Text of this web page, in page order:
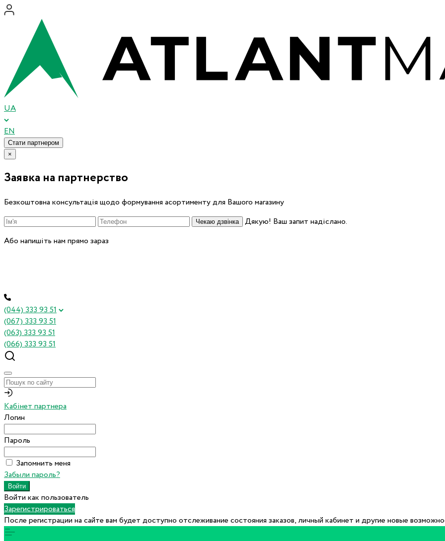
UA
EN
Стати партнером
×
Заявка на партнерство
Безкоштовна консультація щодо формування асортименту для Вашого магазину
Чекаю дзвінка
Дякую! Ваш запит надіслано.
Або напишіть нам прямо зараз
(044) 333 93 51
(067) 333 93 51
(063) 333 93 51
(066) 333 93 51
Кабінет партнера
Логин
Пароль
Запомнить меня
Забыли пароль?
Войти как пользователь
Зарегистрироваться
После регистрации на сайте вам будет доступно отслеживание состояния заказов, личный кабинет и другие новые